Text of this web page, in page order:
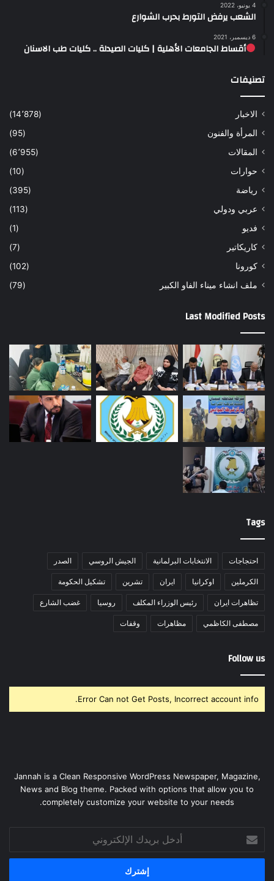
4 يونيو، 2022
الشعب يرفض التورط بحرب الشوارع
6 ديسمبر، 2021
أقساط الجامعات الأهلية | كليات الصيدلة .. كليات طب الاسنان
تصنيفات
الاخبار
(14٬878)
المرأة والفنون
(95)
المقالات
(6٬955)
حوارات
(10)
رياضة
(395)
عربي ودولي
(113)
فديو
(1)
كاريكاتير
(7)
كورونا
(102)
ملف انشاء ميناء الفاو الكبير
(79)
Last Modified Posts
Tags
احتجاجات الانتخابات البرلمانية الجيش الروسي الصدر
الكرملين اوكرانيا ايران تشرين تشكيل الحكومة
تظاهرات ايران رئيس الوزراء المكلف روسيا غضب الشارع
مصطفى الكاظمي مظاهرات وقفات
Follow us
Error Can not Get Posts, Incorrect account info.
Jannah is a Clean Responsive WordPress Newspaper, Magazine,
News and Blog theme. Packed with options that allow you to
completely customize your website to your needs.
بريدك
الإلكتروني